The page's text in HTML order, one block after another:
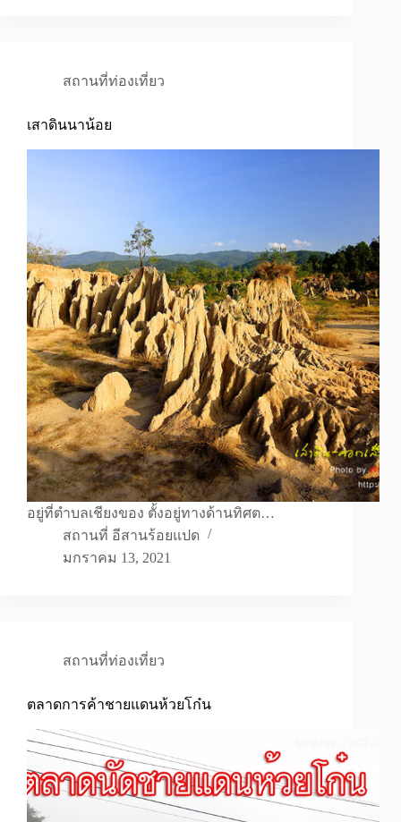
สถานที่ท่องเที่ยว
เสาดินนาน้อย
อยู่ที่ตำบลเชียงของ ตั้งอยู่ทางด้านทิศต…
สถานที่ อีสานร้อยแปด
มกราคม 13, 2021
สถานที่ท่องเที่ยว
ตลาดการค้าชายแดนห้วยโก๋น